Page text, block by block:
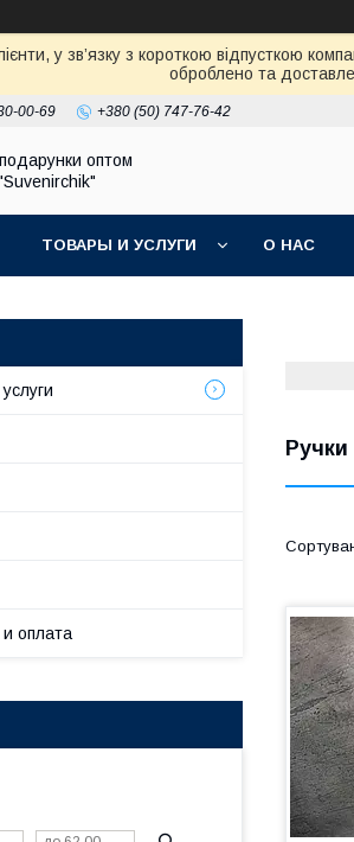
у зв’язку з короткою відпусткою
оброблено та
00-69 +380 (50) 747-76-42
оптом
ТОВАРЫ И УСЛУГИ О НАС
и оплата